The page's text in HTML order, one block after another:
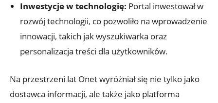
Inwestycje w technologię: Portal inwestował w
rozwój technologii, co pozwoliło na wprowadzenie
innowacji, takich jak wyszukiwarka oraz
personalizacja treści dla użytkowników.
Na przestrzeni lat Onet wyróżniał się nie tylko jako
dostawca informacji, ale także jako platforma